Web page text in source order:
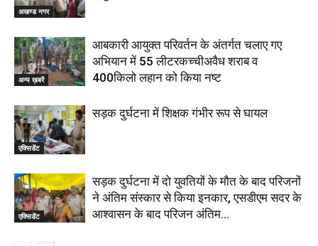
अखण्ड नगर
अन्य ख़बरें
आबकारी आयुक्त परिवर्तन के अंतर्गत चलाए गए
अभियान में 55 लीटरकच्चीअवैध शराब व
400किलो लहान को किया नष्ट
एक्सिडेंट
सड़क दुर्घटना में शिक्षक गंभीर रूप से घायल
एक्सिडेंट
सड़क दुर्घटना में दो युवतियों के मौत के बाद परिजनों
ने अंतिम संस्कार से किया इनकार, एसडीएम सदर के
आश्वासन के बाद परिजन अंतिम...